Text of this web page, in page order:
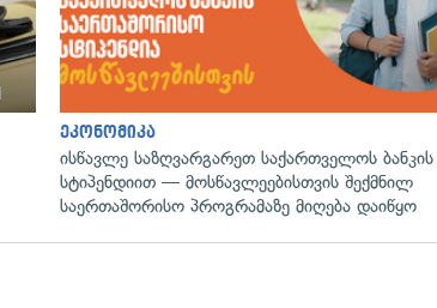
ეკონომიკა
ისწავლე საზღვარგარეთ საქართველოს ბანკის
სტიპენდიით — მოსწავლეებისთვის შექმნილ
საერთაშორისო პროგრამაზე მიღება დაიწყო